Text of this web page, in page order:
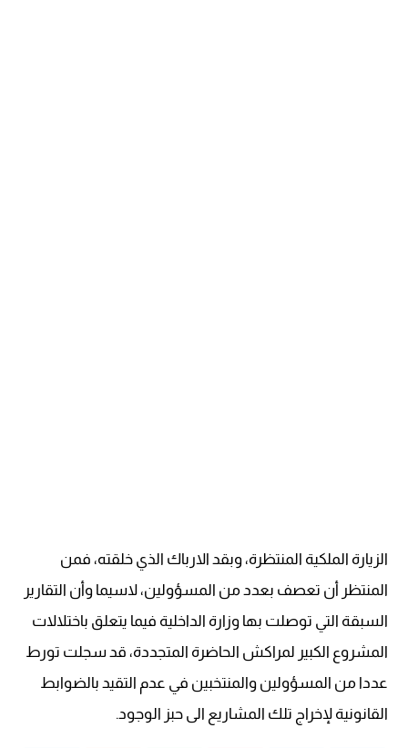
الزيارة الملكية المنتظرة، وبقد الارباك الذي خلقته، فمن
المنتظر أن تعصف بعدد من المسؤولين، لاسيما وأن التقارير
السبقة التي توصلت بها وزارة الداخلية فيما يتعلق باختلالات
المشروع الكبير لمراكش الحاضرة المتجددة، قد سجلت تورط
عددا من المسؤولين والمنتخبين في عدم التقيد بالضوابط
القانونية لإخراج تلك المشاريع الى حبز الوجود.